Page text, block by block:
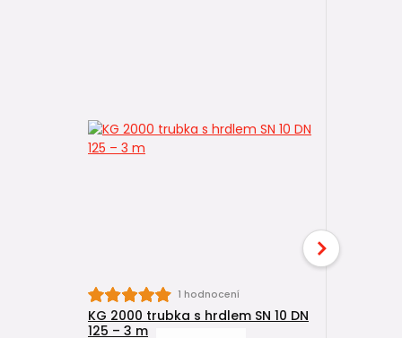
1 hodnocení
KG 2000 trubka s hrdlem SN 10 DN
125 – 3 m